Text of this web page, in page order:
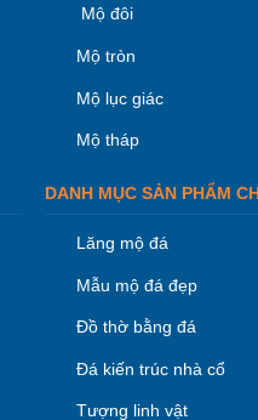
Mộ đôi
Mộ tròn
Mộ lục giác
Mộ tháp
DANH MỤC SẢN PHẨM
Lăng mộ đá
Mẫu mộ đá đẹp
Đồ thờ bằng đá
Đá kiến trúc nhà cổ
Tượng linh vật